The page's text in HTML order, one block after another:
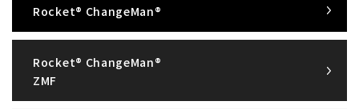
Rocket® ChangeMan®
Rocket® ChangeMan®
ZMF